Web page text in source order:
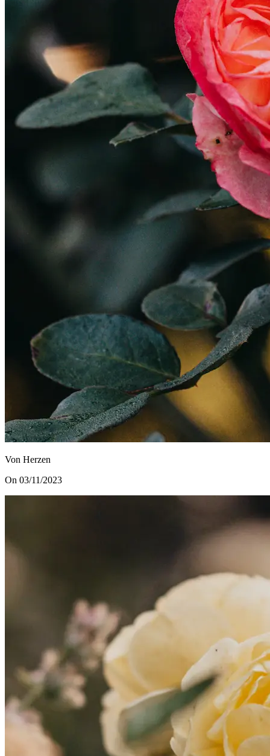
Von Herzen
On 03/11/2023